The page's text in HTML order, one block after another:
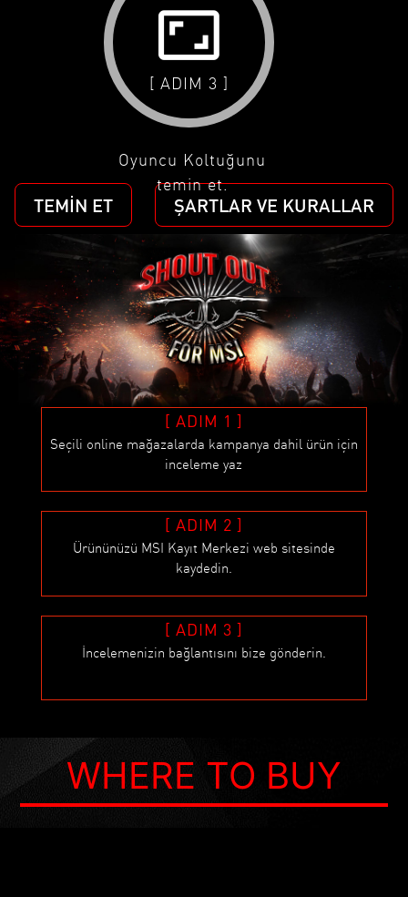
aspect_ratio
[ ADIM 3 ]
Oyuncu Koltuğunu
temin et.
TEMIN ET ŞARTLAR VE KURALLAR
[ ADIM 1 ]
Seçili online mağazalarda kampanya dahil ürün için
inceleme yaz
[ ADIM 2 ]
Ürününüzü MSI Kayıt Merkezi web sitesinde
kaydedin.
[ ADIM 3 ]
İncelemenizin bağlantısını bize gönderin.
WHERE TO BUY